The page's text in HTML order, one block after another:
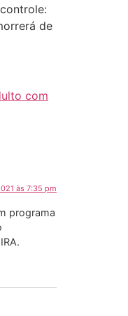
de
com
às 7:35 pm
programa